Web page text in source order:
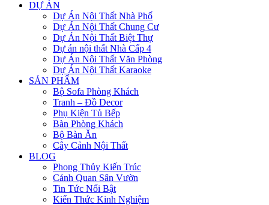
DỰ ÁN
Dự Án Nội Thất Nhà Phố
Dự Án Nội Thất Chung Cư
Dự Án Nội Thất Biệt Thự
Dự án nội thất Nhà Cấp 4
Dự Án Nội Thất Văn Phòng
Dự Án Nội Thất Karaoke
SẢN PHẨM
Bộ Sofa Phòng Khách
Tranh – Đồ Decor
Phụ Kiện Tủ Bếp
Bàn Phòng Khách
Bộ Bàn Ăn
Cây Cảnh Nội Thất
BLOG
Phong Thủy Kiến Trúc
Cảnh Quan Sân Vườn
Tin Tức Nổi Bật
Kiến Thức Kinh Nghiệm